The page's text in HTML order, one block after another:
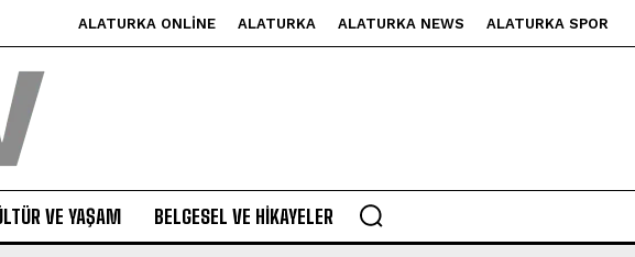
ALATURKA ONLINE ALATURKA ALATURKA NEWS ALATURKA SPOR
VE YAŞAM BELGESEL VE HIKAYELER